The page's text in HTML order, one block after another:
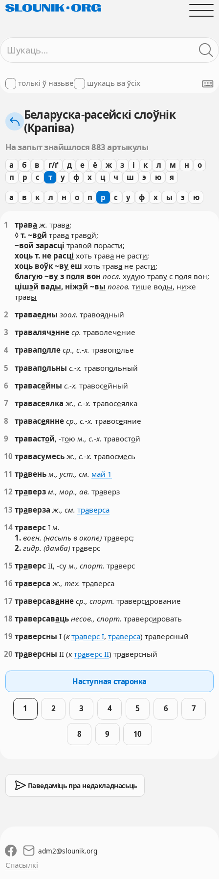
толькі ў назьве шукаць ва ўсіх
Беларуска-расейскі слоўнік
(Крапіва)
На запыт знайшлося 883 артыкулы
а б в г/ґ д е ё ж з і к л м н
о
п
р с т у ф х ц ч ш э ю я
а в к л н о п р с у ф х ы э ю
1 трава ж. трава;
◊т. ~вой трава травой;
~вой зарасці травой порасти;
хоць т. не расці хоть трава не расти;
хоць воўк ~ву еш хоть трава не расти;
благую ~ву з поля вон посл. худую траву с поля вон;
цішэй вады, ніжэй ~вы погов. тише воды, ниже
травы
2
траваедны зоол. травоядный
3
травалячэнне ср. траволечение
4
траваполле ср., с.-х. травополье
5
травапольны с.-х. травопольный
6
травасейны с.-х. травосейный
7
травасеялка ж., с.-х. травосеялка
8
травасеянне ср., с.-х. травосеяние
9
травастой, -тоюм., с.-х. травостой
10 травасумесь ж., с.-х. травосмесь
11 травень м., уст., см. май 1
12 траверз м., мор., ав. траверз
13 траверза ж., см. траверса
14 траверс Iм.
1. воен. (насыпь в окопе) траверс;
2. гидр. (дамба) траверс
15 траверс II, -сум., спорт. траверс
16 траверса ж., тех. траверса
17 траверсаванне ср., спорт. траверсирование
18 траверсаваць несов., спорт. траверсировать
19 траверсны I (к траверс I,траверса) траверсный
20 траверсны II (к траверс II) траверсный
Наступная старонка
1 2 3 4 5 6 7
8 9 10
Паведаміць пра недакладнасьць
adm2@slounik.org
Спасылкі